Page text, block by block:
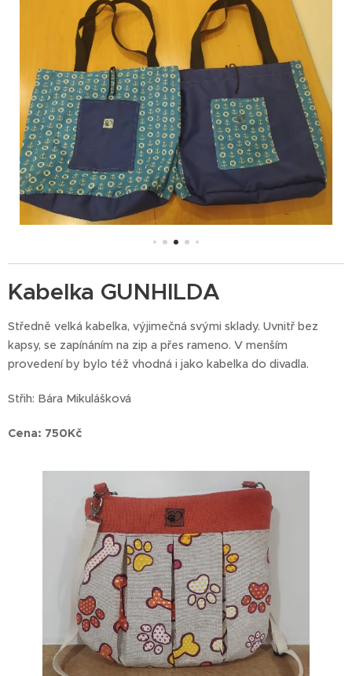
Kabelka GUNHILDA
Středně velká kabelka, výjimečná svými sklady. Uvnitř bez
kapsy, se zapínáním na zip a přes rameno. V menším
provedení by bylo též vhodná i jako kabelka do divadla.
Střih: Bára Mikulášková
Cena: 750Kč